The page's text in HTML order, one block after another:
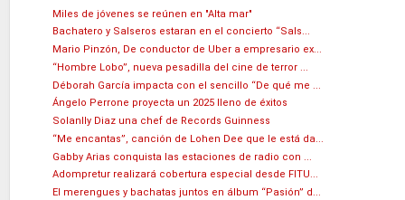
Miles de jóvenes se reúnen en "Alta mar"
Bachatero y Salseros estaran en el concierto “Sals...
Mario Pinzón, De conductor de Uber a empresario ex...
“Hombre Lobo”, nueva pesadilla del cine de terror ...
Déborah García impacta con el sencillo “De qué me ...
Ángelo Perrone proyecta un 2025 lleno de éxitos
Solanlly Diaz una chef de Records Guinness
“Me encantas”, canción de Lohen Dee que le está da...
Gabby Arias conquista las estaciones de radio con ...
Adompretur realizará cobertura especial desde FITU...
El merengues y bachatas juntos en álbum “Pasión” d...